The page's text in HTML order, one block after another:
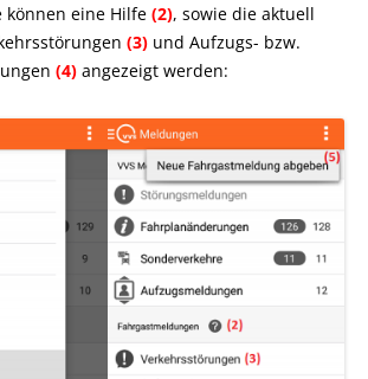
können eine Hilfe (2), sowie die aktuell
(3) und Aufzugs- bzw.
(4) angezeigt werden: